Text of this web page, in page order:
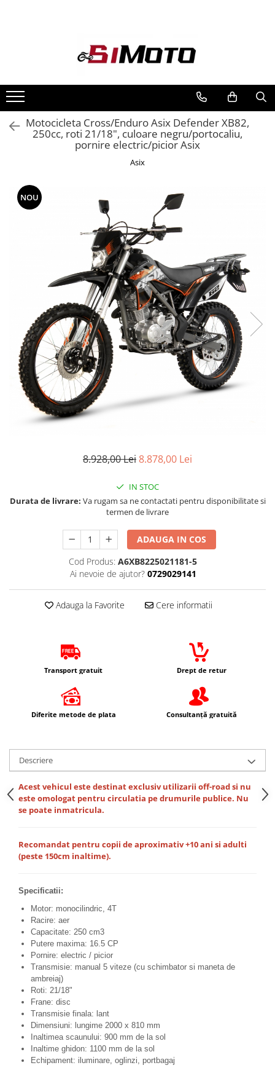
MOTOCICLETE & ATV
ECHIPAMENTE
Echipament Strada
Casti
Camasi
Ochelari
Pantaloni
Echipament Cross & ATV
Ochelari
Pantaloni
Tricou/Pantaloni termici
Tricouri
Echipament Impermeabil
Accesorii echipamente
Protectii Corp
Protectii Maini
Imbracaminte Casual
Ochelari de soare
Echipament Dama
Camasi dama
Manusi dama
Pantaloni dama
Intercom
TRANSPORT & DEPOZITARE
Borsete
Geanta furca
Geanta rezervor
Geanta spate
Genti laterale
Genti picior
Top case
Accesorii
Top case
Cutii / Genti SHAD
Accesorii cutii Shad
Cutii aluminiu Shad
Cutii ATV Shad
Motocicleta Cross/Enduro Asix Defender XB82,
250cc, roti 21/18", culoare negru/portocaliu,
pornire electric/picior Asix
Asix
NOU
8.928,00 Lei8.878,00 Lei
IN STOC
Durata de livrare: Va rugam sa ne contactati pentru disponibilitate si
termen de livrare
ADAUGA IN COS
Cod Produs: A6XB8225021181-5
Ai nevoie de ajutor? 0729029141
Adauga la Favorite Cere informatii
Transport gratuit Drept de retur
Diferite metode de plata Consultanță gratuită
Descriere
Acest vehicul este destinat exclusiv utilizarii off-road si nu
este omologat pentru circulatia pe drumurile publice. Nu
se poate inmatricula.
Recomandat pentru copii de aproximativ +10 ani si adulti
(peste 150cm inaltime).
Specificatii:
Motor: monocilindric, 4T
Racire: aer
Capacitate: 250 cm3
Putere maxima: 16.5 CP
Pornire: electric / picior
Transmisie: manual 5 viteze (cu schimbator si maneta de
ambreiaj)
Roti: 21/18"
Frane: disc
Transmisie finala: lant
Dimensiuni: lungime 2000 x 810 mm
Inaltimea scaunului: 900 mm de la sol
Inaltime ghidon: 1100 mm de la sol
Echipament: iluminare, oglinzi, portbagaj